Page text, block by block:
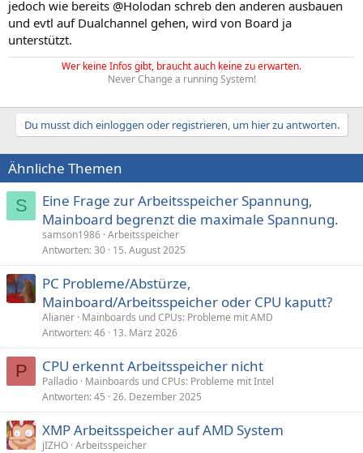
jedoch wie bereits @Holodan schreb den anderen ausbauen
und evtl auf Dualchannel gehen, wird von Board ja
unterstützt.
Wer keine Infos gibt, braucht auch keine zu erwarten.
Never Change a running System!
Du musst dich einloggen oder registrieren, um hier zu antworten.
Ähnliche Themen
S
Eine Frage zur Arbeitsspeicher Spannung,
Mainboard begrenzt die maximale Spannung.
samson1986 Arbeitsspeicher
Antworten 30 15. August 2025
PC Probleme/Abstürze,
Mainboard/Arbeitsspeicher oder CPU kaputt?
Alianer Mainboards und CPUs: Probleme mit AMD
Antworten 46 13. März 2026
P CPU erkennt Arbeitsspeicher nicht
Palladio Mainboards und CPUs: Probleme mit Intel
Antworten 45 26. Dezember 2025
XMP Arbeitsspeicher auf AMD System
jIZHO Arbeitsspeicher